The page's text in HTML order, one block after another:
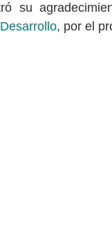
su
, por el